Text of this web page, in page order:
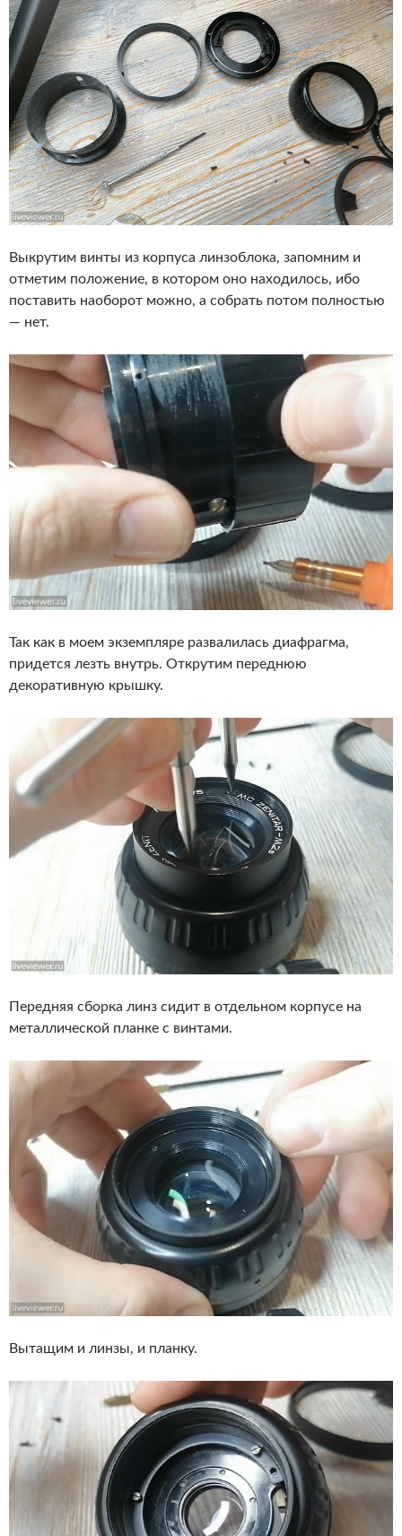
Выкрутим винты из корпуса линзоблока, запомним и
отметим положение, в котором оно находилось, ибо
поставить наоборот можно, а собрать потом полностью
— нет.
Так как в моем экземпляре развалилась диафрагма,
придется лезть внутрь. Открутим переднюю
декоративную крышку.
Передняя сборка линз сидит в отдельном корпусе на
металлической планке с винтами.
Вытащим и линзы, и планку.